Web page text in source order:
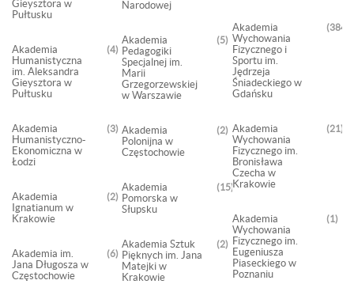
Gieysztora w
Pułtusku
Akademia
Humanistyczna
im. Aleksandra
Gieysztora w
Pułtusku
4
Akademia
Humanistyczno-
Ekonomiczna w
Łodzi
3
Akademia
Ignatianum w
Krakowie
2
Akademia im.
Jana Długosza w
Częstochowie
6
Narodowej
Akademia
Pedagogiki
Specjalnej im.
Marii
Grzegorzewskiej
w Warszawie
5
Akademia
Polonijna w
Częstochowie
2
Akademia
Pomorska w
Słupsku
15
Akademia Sztuk
Pięknych im. Jana
Matejki w
Krakowie
2
Akademia
Wychowania
Fizycznego i
Sportu im.
Jędrzeja
Śniadeckiego w
Gdańsku
384
Akademia
Wychowania
Fizycznego im.
Bronisława
Czecha w
Krakowie
21
Akademia
Wychowania
Fizycznego im.
Eugeniusza
Piaseckiego w
Poznaniu
1